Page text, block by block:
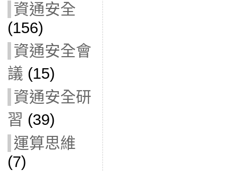
資通安全
(156)
資通安全會
議 (15)
資通安全研
習 (39)
運算思維
(7)